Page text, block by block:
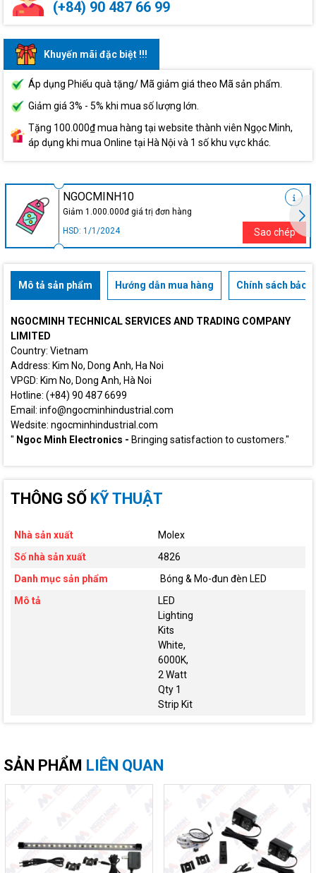
(+84) 90 487 66 99
Khuyến mãi đặc biệt !!!
Áp dụng Phiếu quà tặng/ Mã giảm giá theo Mã sản phẩm.
Giảm giá 3% - 5% khi mua số lượng lớn.
Tặng 100.000₫ mua hàng tại website thành viên Ngọc Minh,
áp dụng khi mua Online tại Hà Nội và 1 số khu vực khác.
NGOCMINH10
Giảm 1.000.000đ giá trị đơn hàng
HSD: 1/1/2024
Sao chép
Mô tả sản phẩm Hướng dẫn mua hàng Chính sách bảo
NGOCMINH TECHNICAL SERVICES AND TRADING COMPANY
LIMITED
Country: Vietnam
Address: Kim No, Dong Anh, Ha Noi
VPGD: Kim No, Dong Anh, Hà Noi
Hotline: (+84) 90 487 6699
Email: info@ngocminhindustrial.com
Wedsite: ngocminhindustrial.com
" Ngoc Minh Electronics - Bringing satisfaction to customers."
THÔNG SỐ KỸ THUẬT
Nhà sản xuất
Molex
Số nhà sản xuất
4826
Danh mục sản phẩm
Bóng & Mo-đun đèn LED
Mô tả
LED
Lighting
Kits
White,
6000K,
2 Watt
Qty 1
Strip Kit
SẢN PHẨM LIÊN QUAN